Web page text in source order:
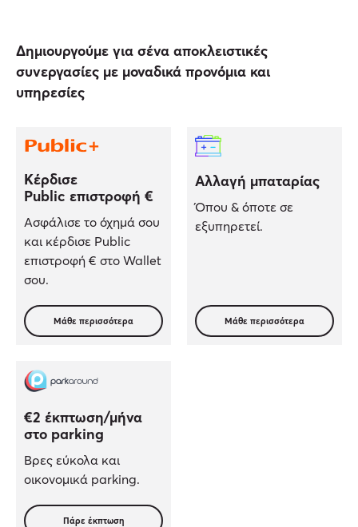
Δημιουργούμε για σένα αποκλειστικές
συνεργασίες με μοναδικά προνόμια και
υπηρεσίες
Κέρδισε
Public επιστροφή €
Ασφάλισε το όχημά σου
και κέρδισε Public
επιστροφή € στο Wallet
σου.
Μάθε περισσότερα
Αλλαγή μπαταρίας
Όπου & όποτε σε
εξυπηρετεί.
Μάθε περισσότερα
€2 έκπτωση/μήνα
στο parking
Βρες εύκολα και
οικονομικά parking.
Πάρε έκπτωση